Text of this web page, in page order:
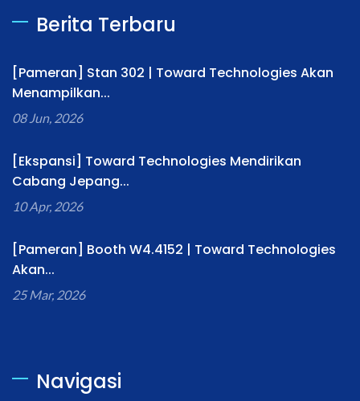
Berita Terbaru
[Pameran] Stan 302 | Toward Technologies Akan
Menampilkan...
08 Jun, 2026
[Ekspansi] Toward Technologies Mendirikan
Cabang Jepang...
10 Apr, 2026
[Pameran] Booth W4.4152 | Toward Technologies
Akan...
25 Mar, 2026
Navigasi